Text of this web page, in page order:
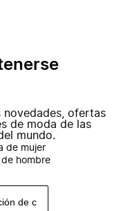
novedades, ofertas
de moda de las
mundo.
de mujer
hombre